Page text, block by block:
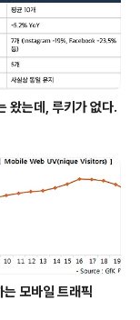
왔는데, 루키가 없다.
는 모바일 트래픽